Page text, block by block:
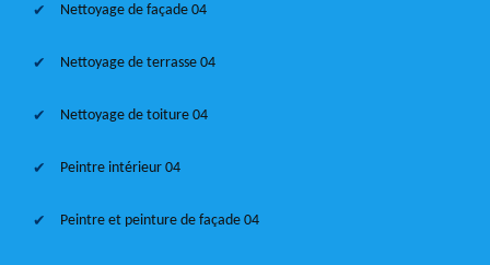
Nettoyage de façade 04
Nettoyage de terrasse 04
Nettoyage de toiture 04
Peintre intérieur 04
Peintre et peinture de façade 04